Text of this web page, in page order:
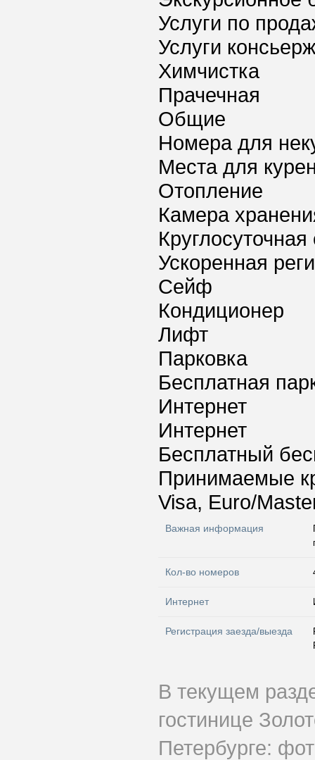
Услуги по
Услуги
Химчистка
Прачечная
Общие
Номера для
Места для
Отопление
Камера
Ускоренная
Сейф
Кондиционер
Лифт
Парковка
Бесплатная
Интернет
Интернет
Бесплатный
Принимаемые
Visa, Euro/
Важная информация
Кол-во номеров
Интернет
Регистрация заезда/выезда
В текущем
гостинице
Петербурге: